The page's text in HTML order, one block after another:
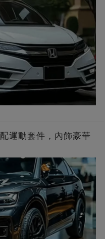
運動套件，內飾豪華